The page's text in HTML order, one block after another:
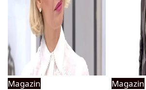
Magazin
Magazin